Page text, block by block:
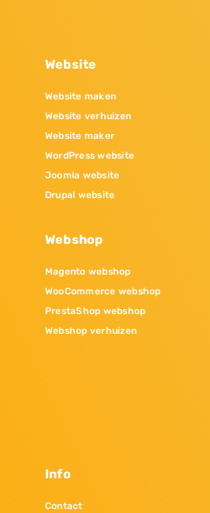
Website
Website maken
Website verhuizen
Website maker
WordPress website
Joomla website
Drupal website
Webshop
Magento webshop
WooCommerce webshop
PrestaShop webshop
Webshop verhuizen
Info
Contact